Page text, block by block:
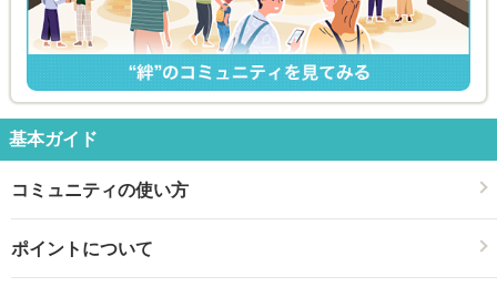
基本ガイド
コミュニティの使い方
ポイントについて